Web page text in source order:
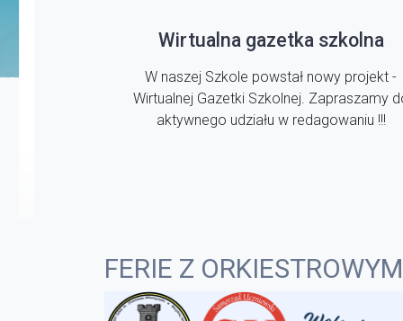
Wirtualna gazetka szkolna
W naszej Szkole powstał nowy projekt -
Wirtualnej Gazetki Szkolnej. Zapraszamy
aktywnego udziału w redagowaniu !!!
FERIE Z